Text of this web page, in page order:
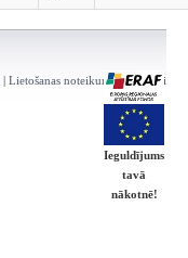
| Lietošanas noteikumi | Kontakti
Ieguldījums
tavā
nākotnē!